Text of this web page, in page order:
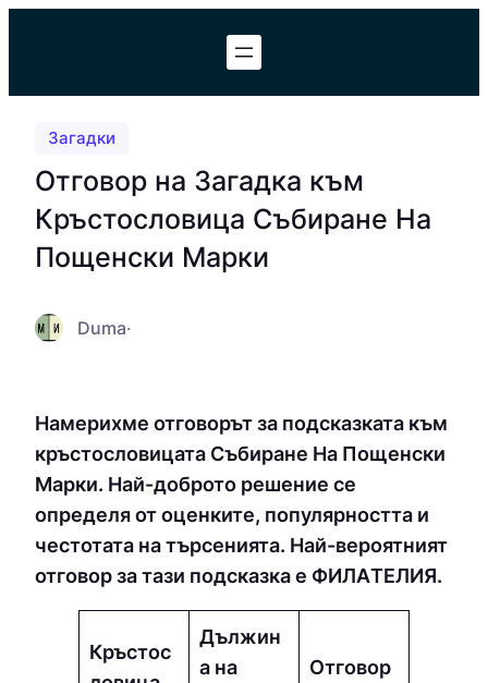
Загадки
Отговор на Загадка към
Кръстословица Събиране На
Пощенски Марки
Duma·
Намерихме отговорът за подсказката към
кръстословицата Събиране На Пощенски
Марки. Най-доброто решение се
определя от оценките, популярността и
честотата на търсенията. Най-вероятният
отговор за тази подсказка е ФИЛAТEЛИЯ.
Кръстос
Дължин
а на
Отговор